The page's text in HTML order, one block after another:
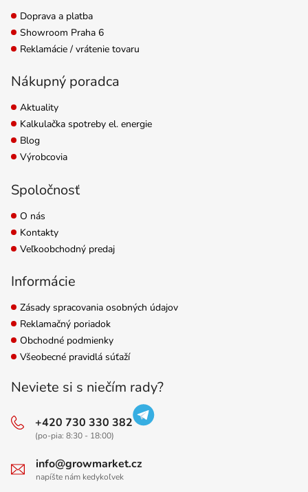
Doprava a platba
Showroom Praha 6
Reklamácie / vrátenie tovaru
Nákupný poradca
Aktuality
Kalkulačka spotreby el. energie
Blog
Výrobcovia
Spoločnosť
O nás
Kontakty
Veľkoobchodný predaj
Informácie
Zásady spracovania osobných údajov
Reklamačný poriadok
Obchodné podmienky
Všeobecné pravidlá súťaží
Neviete si s niečím rady?
+420 730 330 382
(po-pia: 8:30 - 18:00)
info@growmarket.cz
napíšte nám kedykoľvek